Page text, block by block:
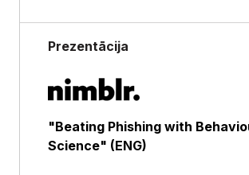
Prezentācija
"Beating Phishing with
Science" (ENG)